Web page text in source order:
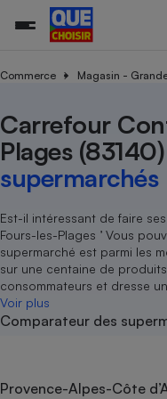
Commerce Magasin -
Carrefour
Plages (83140)
supermarchés
Est-il intéressant de faire
Fours-les-Plages ’ Vous
supermarché est parmi les
sur une centaine de
consommateurs et dresse un
Voir plus
Comparateur des
Provence-Alpes-Côte
Toutes les actualités
Enquêtes
Guides d'achat
Conseils
Brèves
Tous les services
Soumettre un litige
Lettres types
Rencontrer une
Tous nos combats
Nos actions
Nos grandes victoires
Les billets de la
Nos associations
Nous rejoindre
En savoir plus sur
nous ?
L’association
Nos missions
Notre méthodologie
Notre financement
Nos partenaires
Nous rejoindre